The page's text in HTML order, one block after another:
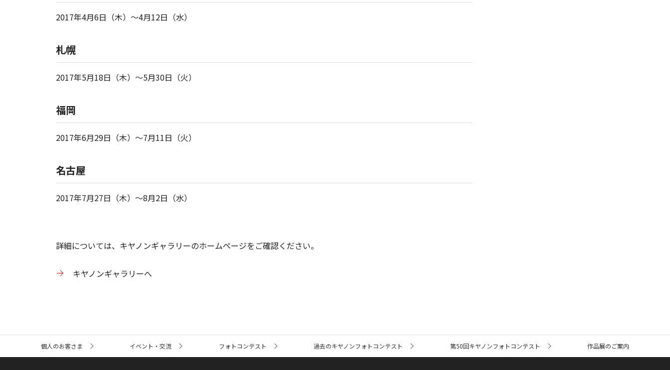
2017年4月6日（木）～4月12日（水）
札幌
2017年5月18日（木）～5月30日（火）
福岡
2017年6月29日（木）～7月11日（火）
名古屋
2017年7月27日（木）～8月2日（水）
詳細については、キヤノンギャラリーのホームページをご確認ください。
キヤノンギャラリーへ
ト
個人のお客さま イベント・交流 フォトコンテスト 過去のキヤノンフォトコンテスト 第50回キヤノンフォトコンテスト 作品展のご案内